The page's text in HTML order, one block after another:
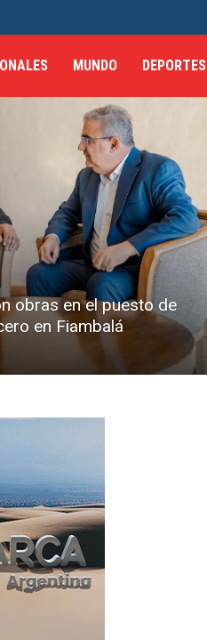
MUNDO DEPORTES
obras en el puesto de
en Fiambalá